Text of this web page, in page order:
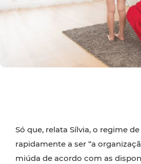
Só que, relata Sílvia, o regime
rapidamente a ser “a
miúda de acordo com as